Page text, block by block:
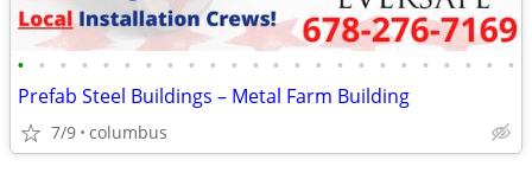
• • • • • • • • • • • • • • • • • • • • • • • •
Prefab Steel Buildings – Metal Farm Building
7/9 columbus